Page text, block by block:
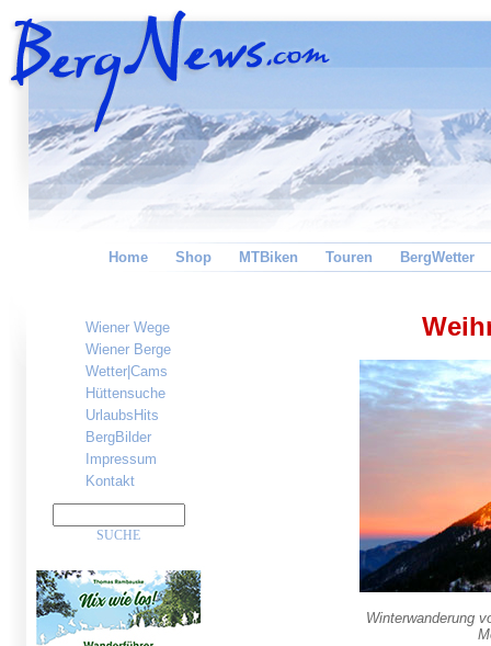
Home Shop MTBiken Touren BergWetter
Wiener Wege
Wiener Berge
Wetter|Cams
Hüttensuche
UrlaubsHits
BergBilder
Impressum
Kontakt
Winterwanderung